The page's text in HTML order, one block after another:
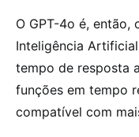
O GPT-4o é,
Inteligência
tempo de resposta
funções em tempo
compatível com